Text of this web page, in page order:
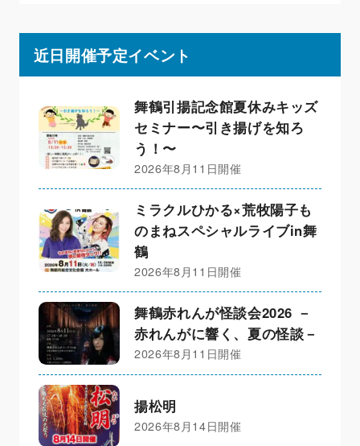
近日開催予定イベント
舞鶴引揚記念館夏休みキッズ
セミナー〜引き揚げを知ろ
う！〜
2026年8月11日開催
ミラクルひかる×荒牧陽子も
のまねスペシャルライブin舞
鶴
2026年8月11日開催
舞鶴赤れんが怪談会2026 －
赤れんがに響く、夏の怪談－
2026年8月11日開催
揚松明
2026年8月14日開催